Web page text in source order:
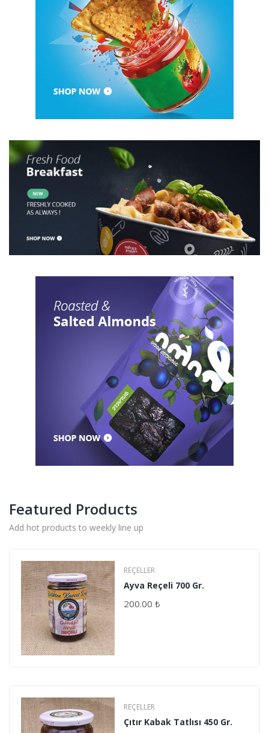
Featured Products
Add hot products to weekly line up
REÇELLER
Ayva Reçeli 700 Gr.
200.00₺
REÇELLER
Çıtır Kabak Tatlısı 450 Gr.